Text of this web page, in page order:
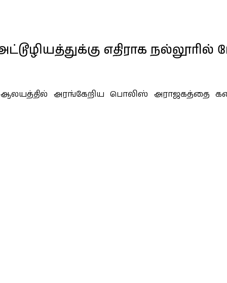
எதிராக நல்லூரில்
ஆலயத்தில் அரங்கேறிய பொலிஸ் அராஜகத்தை